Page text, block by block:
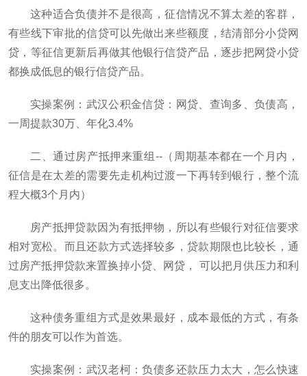
这种适合负债并不是很高，征信情况不算太差的客群，
有些线下审批的信贷可以先做出来些额度，结清部分小贷网
贷，等征信更新后再做其他银行信贷产品，逐步把网贷小贷
都换成低息的银行信贷产品。
实操案例：武汉公积金信贷：网贷、查询多、负债高，
一周提款30万、年化3.4%
二、通过房产抵押来重组--（周期基本都在一个月内，
征信是在太差的需要先走机构过渡一下再转到银行，整个流
程大概3个月内）
房产抵押贷款因为有抵押物，所以有些银行对征信要求
相对宽松。而且还款方式选择较多，贷款期限也比较长，通
过房产抵押贷款来置换掉小贷、网贷， 可以把月供压力和利
息支出降低很多。
这种债务重组方式是效果最好，成本最低的方式，有条
件的朋友可以作为首选。
实操案例：武汉老柯：负债多还款压力太大，怎么快速